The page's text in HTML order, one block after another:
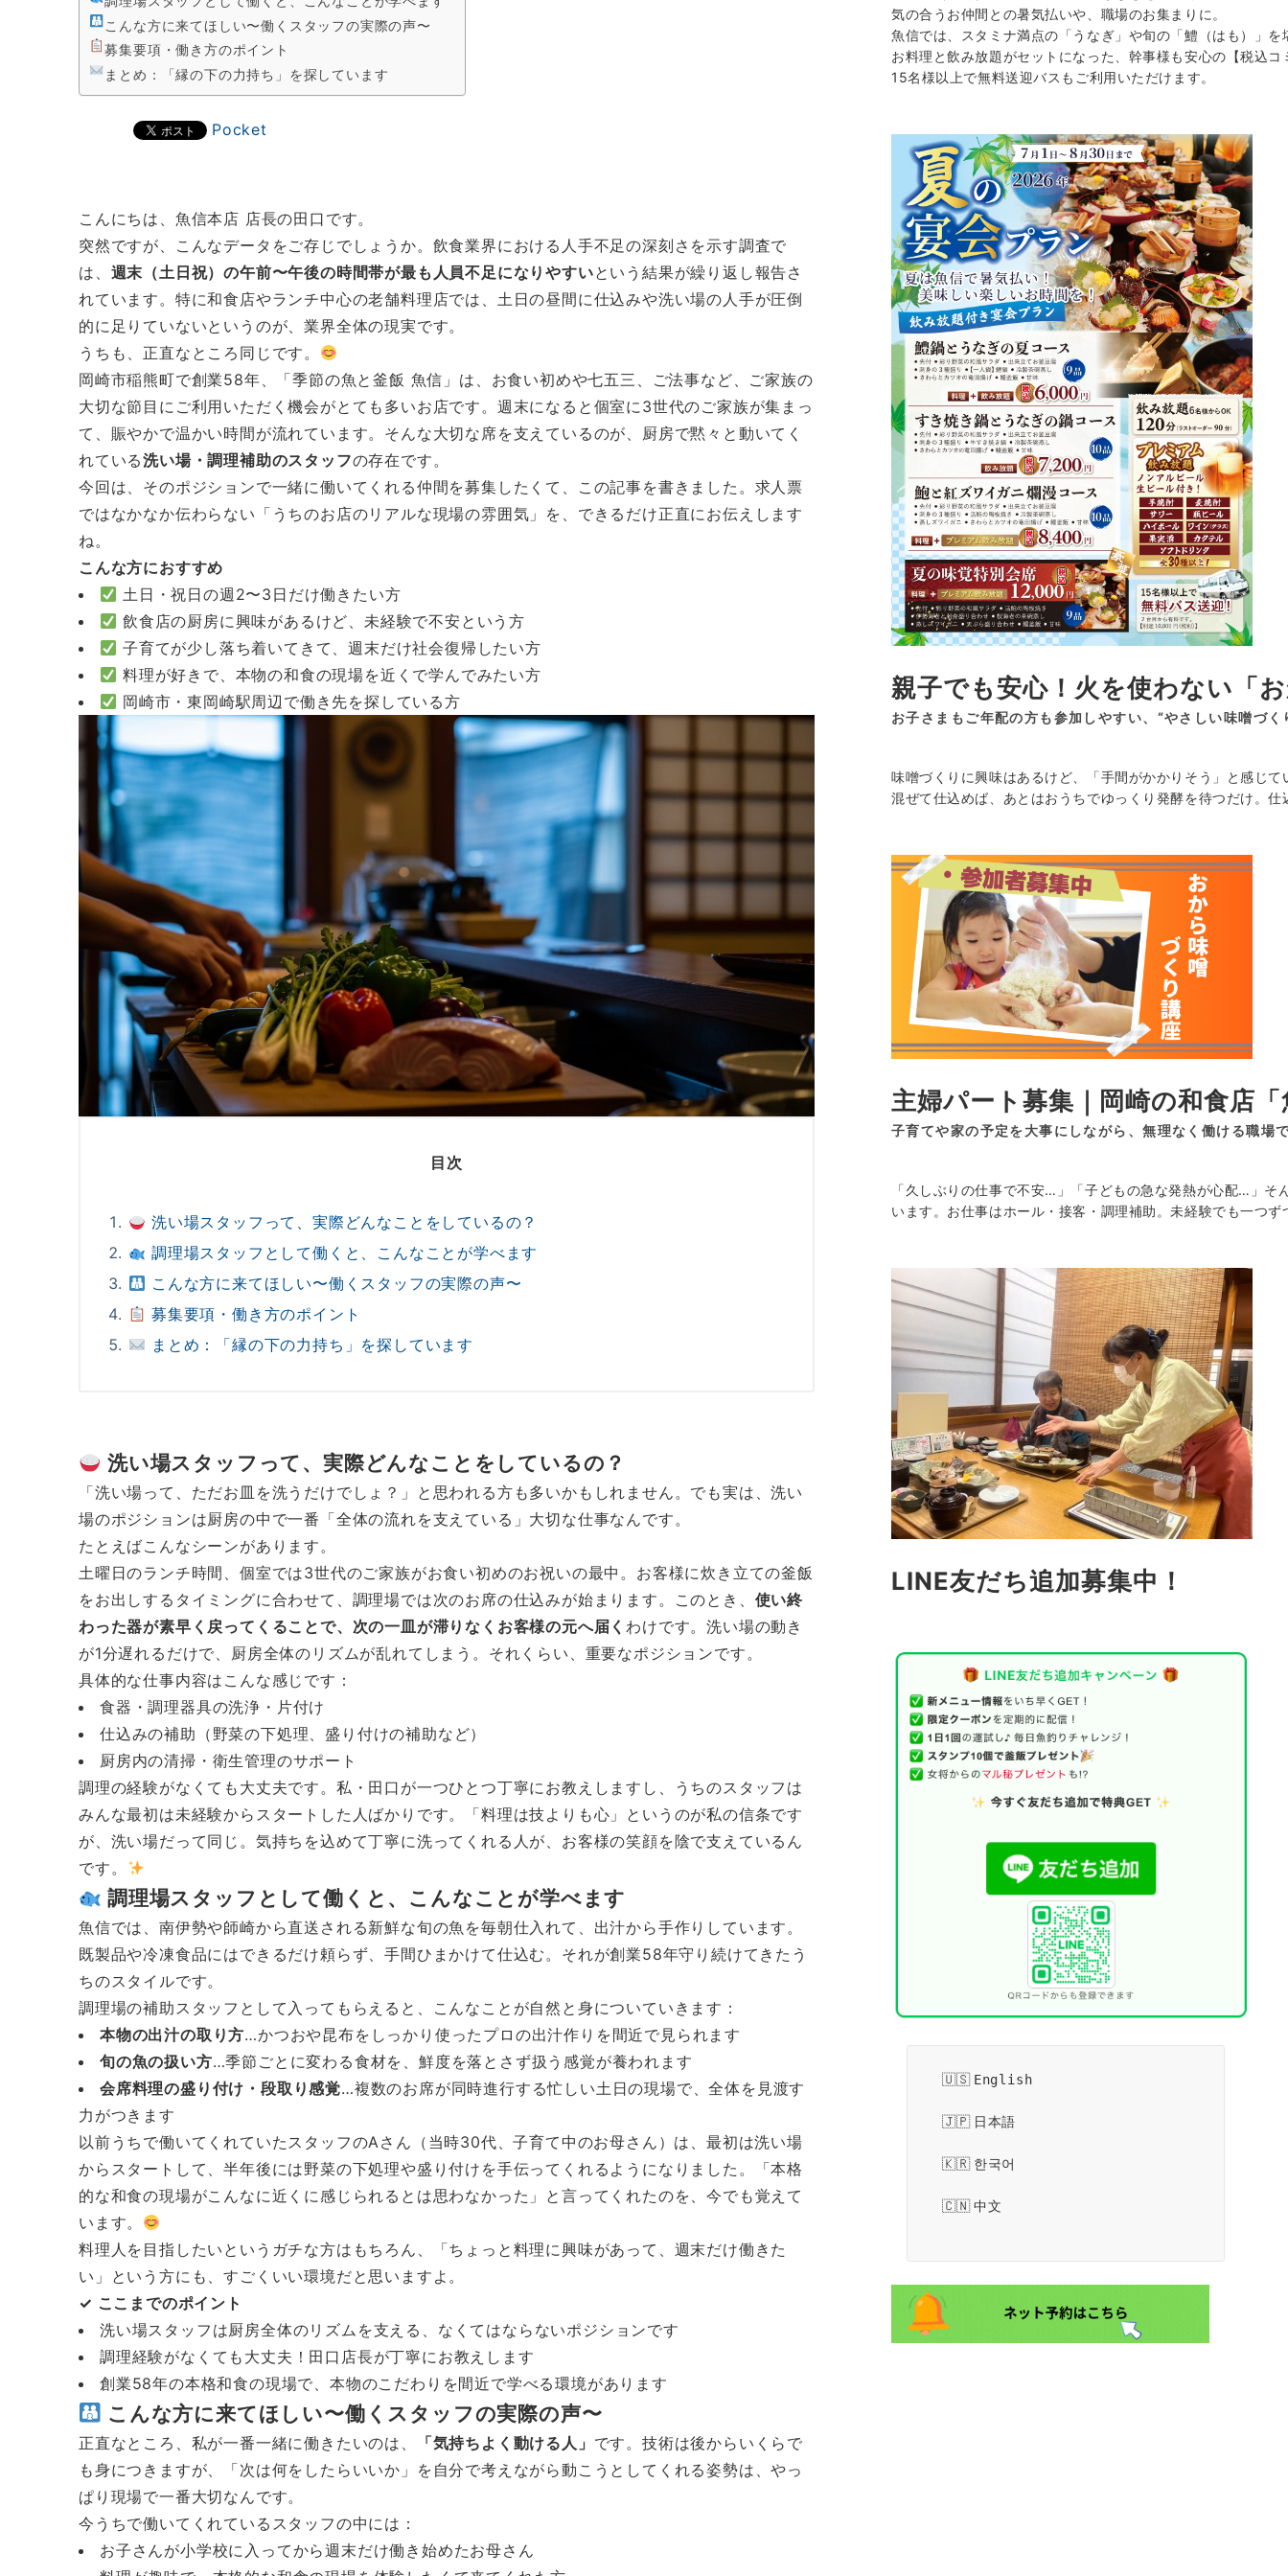
こんな方に来てほしい〜働くスタッフの実際の声〜
募集要項・働き方のポイント
まとめ：「縁の下の力持ち」を探しています
Pocket
こんにちは、魚信本店 店長の田口です。
突然ですが、こんなデータをご存じでしょうか。飲食業界における人手不足の深刻さを示す調査で
は、 週末（土日祝）の午前〜午後の時間帯が最も人員不足になりやすいという結果が繰り返し報告さ
れています。特に和食店やランチ中心の老舗料理店では、土日の昼間に仕込みや洗い場の人手が圧倒
的に足りていないというのが、業界全体の現実です。
うちも、正直なところ同じです。
岡崎市稲熊町で創業58年、「季節の魚と釜飯 魚信」は、お食い初めや七五三、ご法事など、ご家族の
大切な節目にご利用いただく機会がとても多いお店です。週末になると個室に3世代のご家族が集まっ
て、賑やかで温かい時間が流れています。そんな大切な席を支えているのが、厨房で黙々と動いてく
れている洗い場・調理補助のスタッフの存在です。
今回は、そのポジションで一緒に働いてくれる仲間を募集したくて、この記事を書きました。求人票
ではなかなか伝わらない「うちのお店のリアルな現場の雰囲気」を、できるだけ正直にお伝えします
ね。
こんな方におすすめ
土日・祝日の週2〜3日だけ働きたい方
飲食店の厨房に興味があるけど、未経験で不安という方
子育てが少し落ち着いてきて、週末だけ社会復帰したい方
料理が好きで、本物の和食の現場を近くで学んでみたい方
岡崎市・東岡崎駅周辺で働き先を探している方
目次
洗い場スタッフって、実際どんなことをしているの？
調理場スタッフとして働くと、こんなことが学べます
こんな方に来てほしい〜働くスタッフの実際の声〜
募集要項・働き方のポイント
まとめ：「縁の下の力持ち」を探しています
洗い場スタッフって、実際どんなことをしているの？
「洗い場って、ただお皿を洗うだけでしょ？」と思われる方も多いかもしれません。でも実は、洗い
場のポジションは厨房の中で一番「全体の流れを支えている」大切な仕事なんです。
たとえばこんなシーンがあります。
土曜日のランチ時間、個室では3世代のご家族がお食い初めのお祝いの最中。お客様に炊き立ての釜飯
をお出しするタイミングに合わせて、調理場では次のお席の仕込みが始まります。このとき、 使い終
わった器が素早く戻ってくることで、次の一皿が滞りなくお客様の元へ届く わけです。洗い場の動き
が1分遅れるだけで、厨房全体のリズムが乱れてしまう。それくらい、重要なポジションです。
具体的な仕事内容はこんな感じです：
食器・調理器具の洗浄・片付け
仕込みの補助（野菜の下処理、盛り付けの補助など）
厨房内の清掃・衛生管理のサポート
調理の経験がなくても大丈夫です。私・田口が一つひとつ丁寧にお教えしますし、うちのスタッフは
みんな最初は未経験からスタートした人ばかりです。「料理は技よりも心」というのが私の信条です
が、洗い場だって同じ。気持ちを込めて丁寧に洗ってくれる人が、お客様の笑顔を陰で支えているん
です。
調理場スタッフとして働くと、こんなことが学べます
魚信では、南伊勢や師崎から直送される新鮮な旬の魚を毎朝仕入れて、出汁から手作りしています。
既製品や冷凍食品にはできるだけ頼らず、手間ひまかけて仕込む。それが創業58年守り続けてきたう
ちのスタイルです。
調理場の補助スタッフとして入ってもらえると、こんなことが自然と身についていきます：
本物の出汁の取り方…かつおや昆布をしっかり使ったプロの出汁作りを間近で見られます
旬の魚の扱い方…季節ごとに変わる食材を、鮮度を落とさず扱う感覚が養われます
会席料理の盛り付け・段取り感覚…複数のお席が同時進行する忙しい土日の現場で、全体を見渡す
力がつきます
以前うちで働いてくれていたスタッフのAさん（当時30代、子育て中のお母さん）は、最初は洗い場
からスタートして、半年後には野菜の下処理や盛り付けを手伝ってくれるようになりました。「本格
的な和食の現場がこんなに近くに感じられるとは思わなかった」と言ってくれたのを、今でも覚えて
います。
料理人を目指したいというガチな方はもちろん、「ちょっと料理に興味があって、週末だけ働きた
い」という方にも、すごくいい環境だと思いますよ。
✓ ここまでのポイント
洗い場スタッフは厨房全体のリズムを支える、なくてはならないポジションです
調理経験がなくても大丈夫！田口店長が丁寧にお教えします
創業58年の本格和食の現場で、本物のこだわりを間近で学べる環境があります
こんな方に来てほしい〜働くスタッフの実際の声〜
正直なところ、私が一番一緒に働きたいのは、 「気持ちよく動ける人」 です。技術は後からいくらで
も身につきますが、「次は何をしたらいいか」を自分で考えながら動こうとしてくれる姿勢は、やっ
ぱり現場で一番大切なんです。
今うちで働いてくれているスタッフの中には：
お子さんが小学校に入ってから週末だけ働き始めたお母さん
気の合うお仲間との暑気払いや、職場のお集まりに。
魚信では、スタミナ満点の「うなぎ」や旬の「鱧（はも）」
お料理と飲み放題がセットになった、幹事様も安心の【税込コ
15名様以上で無料送迎バスもご利用いただけます。
親子でも安心！火を使わない「
お子さまもご年配の方も参加しやすい、“やさしい味噌づく
味噌づくりに興味はあるけど、「手間がかかりそう」と感じ
混ぜて仕込めば、あとはおうちでゆっくり発酵を待つだけ。
主婦パート募集｜岡崎の和食店
子育てや家の予定を大事にしながら、無理なく働ける職場
「久しぶりの仕事で不安…」「子どもの急な発熱が心配…」
います。お仕事はホール・接客・調理補助。未経験でも一つ
LINE友だち追加募集中！
English
日本語
한국어
中文